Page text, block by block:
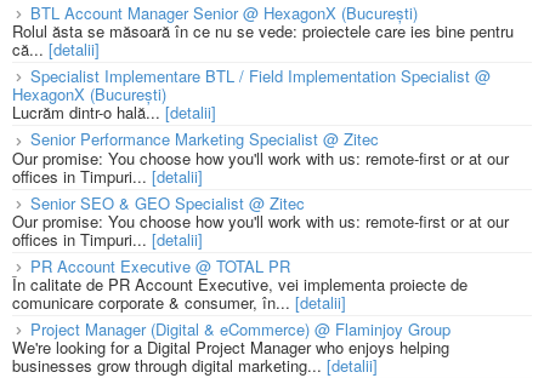
BTL Account Manager Senior @ HexagonX (București)
Rolul ăsta se măsoară în ce nu se vede: proiectele care ies bine pentru
că... [detalii]
Specialist Implementare BTL / Field Implementation Specialist @
HexagonX (București)
Lucrăm dintr-o hală... [detalii]
Senior Performance Marketing Specialist @ Zitec
Our promise: You choose how you'll work with us: remote-first or at our
offices in Timpuri... [detalii]
Senior SEO & GEO Specialist @ Zitec
Our promise: You choose how you'll work with us: remote-first or at our
offices in Timpuri... [detalii]
PR Account Executive @ TOTAL PR
În calitate de PR Account Executive, vei implementa proiecte de
comunicare corporate & consumer, în... [detalii]
Project Manager (Digital & eCommerce) @ Flaminjoy Group
We're looking for a Digital Project Manager who enjoys helping
businesses grow through digital marketing... [detalii]